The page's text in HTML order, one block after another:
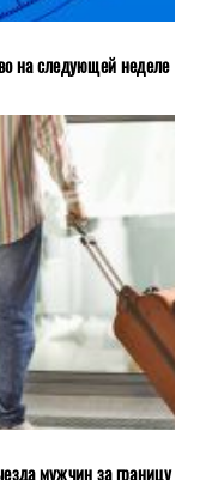
на следующей неделе
мужчин за границу